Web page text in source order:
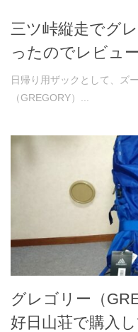
三ツ峠縦走でグ
ったのでレビュ
日帰り用ザックとして、ズ
（GREGORY）...
グレゴリー（
好日山荘で購入